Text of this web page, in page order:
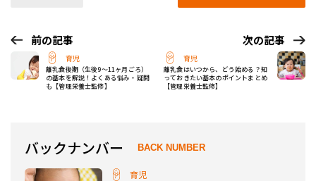
前の記事
育児
離乳食後期（生後9～11ヶ月ごろ）
の基本を解説！よくある悩み・疑問
も【管理栄養士監修】
次の記事
育児
離乳食はいつから、どう始める？知
っておきたい基本のポイントまとめ
【管理栄養士監修】
バックナンバー BACK NUMBER
育児